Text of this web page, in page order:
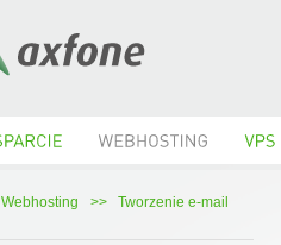
Webhosting >> Tworzenie e-mail